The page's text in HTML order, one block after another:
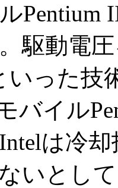
駆動電
いった技
バイル
は冷
いとし